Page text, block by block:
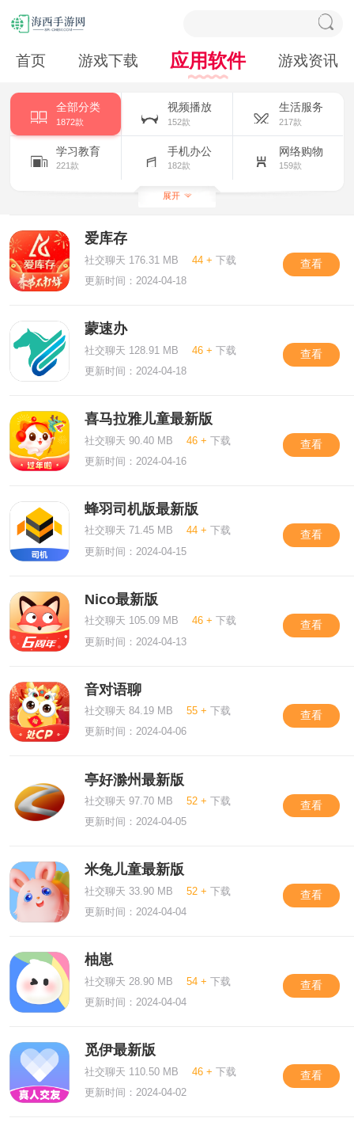
首页 游戏下载 应用软件 游戏资讯
全部分类
1872款
视频播放
152款
生活服务
217款
学习教育
221款
手机办公
182款
网络购物
159款
拍照摄影
新闻阅读
163款
展开
爱库存
社交聊天 176.31 MB 44 + 下载
更新时间：2024-04-18
查看
蒙速办
社交聊天 128.91 MB 46 + 下载
更新时间：2024-04-18
查看
喜马拉雅儿童最新版
社交聊天 90.40 MB 46 + 下载
更新时间：2024-04-16
查看
蜂羽司机版最新版
社交聊天 71.45 MB 44 + 下载
更新时间：2024-04-15
查看
Nico最新版
社交聊天 105.09 MB 46 + 下载
更新时间：2024-04-13
查看
音对语聊
社交聊天 84.19 MB 55 + 下载
更新时间：2024-04-06
查看
亭好滁州最新版
社交聊天 97.70 MB 52 + 下载
更新时间：2024-04-05
查看
米兔儿童最新版
社交聊天 33.90 MB 52 + 下载
更新时间：2024-04-04
查看
柚崽
社交聊天 28.90 MB 54 + 下载
更新时间：2024-04-04
查看
觅伊最新版
社交聊天 110.50 MB 46 + 下载
更新时间：2024-04-02
查看